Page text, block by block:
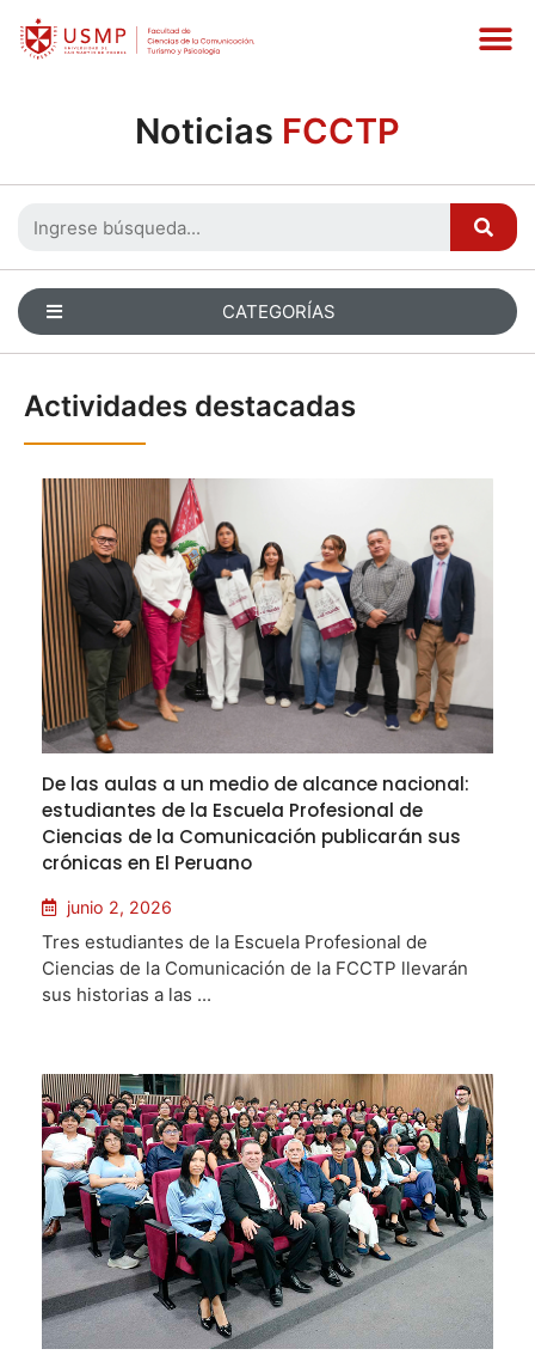
Noticias FCCTP
CATEGORÍAS
Actividades destacadas
De las aulas a un medio de alcance nacional:
estudiantes de la Escuela Profesional de
Ciencias de la Comunicación publicarán sus
crónicas en El Peruano
junio 2, 2026
Tres estudiantes de la Escuela Profesional de
Ciencias de la Comunicación de la FCCTP llevarán
sus historias a las ...